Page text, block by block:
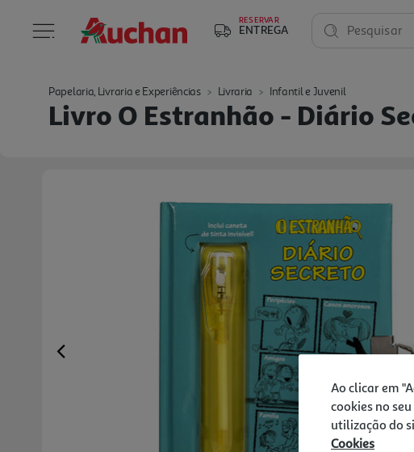
RESERVAR
ENTREGA Pesquisar
Papelaria, Livraria e Experiências Livraria Infantil e Juvenil
Livro O Estranhão - Diário
Previous
Ao clicar em
cookies no
utilização do
Cookies